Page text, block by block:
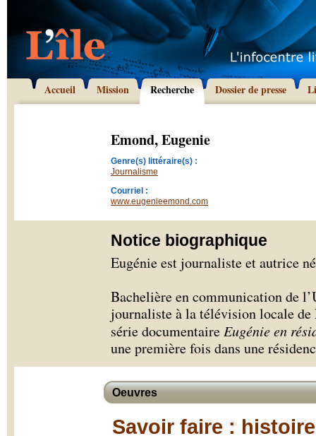
Accueil Mission Recherche Dossier de presse
Emond, Eugenie
Genre(s) littéraire(s) :
Journalisme
Courriel :
www.eugenieemond.com
Notice biographique
Eugénie est journaliste et autrice
Bachelière en communication de
journaliste à la télévision locale
série documentaire Eugénie en
une première fois dans une
Oeuvres
Savoir faire :